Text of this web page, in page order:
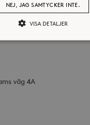
väg 4A
NEJ, JAG SAMTYCKER INTE.
VISA DETALJER